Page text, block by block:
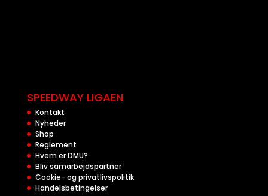
SPEEDWAY LIGAEN
Kontakt
Nyheder
Shop
Reglement
Hvem er DMU?
Bliv samarbejdspartner
Cookie- og privatlivspolitik
Handelsbetingelser